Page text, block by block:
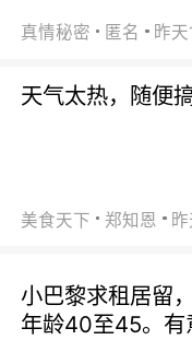
真情秘密 匿名 昨天
天气太热，随便
美食天下 郑知恩
小巴黎求租居留
年龄40至45。